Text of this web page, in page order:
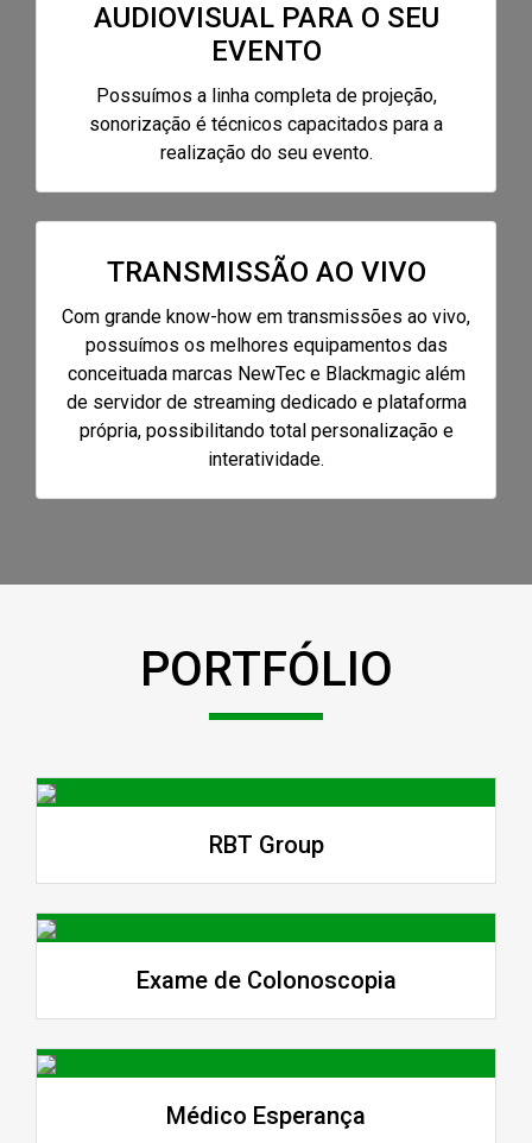
AUDIOVISUAL PARA O SEU
EVENTO
Possuímos a linha completa de projeção,
sonorização é técnicos capacitados para a
realização do seu evento.
TRANSMISSÃO AO VIVO
Com grande know-how em transmissões ao vivo,
possuímos os melhores equipamentos das
conceituada marcas NewTec e Blackmagic além
de servidor de streaming dedicado e plataforma
própria, possibilitando total personalização e
interatividade.
PORTFÓLIO
RBT Group
Exame de Colonoscopia
Médico Esperança